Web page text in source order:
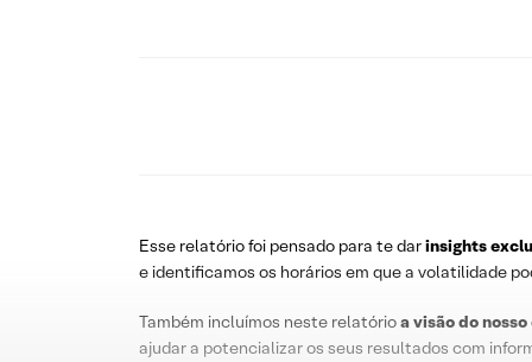
Esse relatório foi pensado para te darinsights
e identificamos os horários em que a volatilidade
Também incluímos neste relatórioa visão do
ajudar a potencializar os seus resultados com